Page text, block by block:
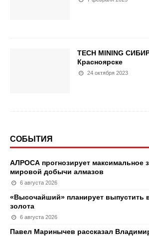
TECH MINING
Красноярске
24 октября 2023
СОБЫТИЯ
АЛРОСА прогнозирует максимальное
мировой добычи алмазов
6 августа 2026
«Высочайший» планирует выпустить
золота
6 августа 2026
Павел Маринычев рассказал